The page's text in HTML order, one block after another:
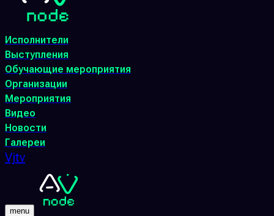
Исполнители
Выступления
Обучающие мероприятия
Организации
Мероприятия
Видео
Новости
Галереи
Vjtv
menu